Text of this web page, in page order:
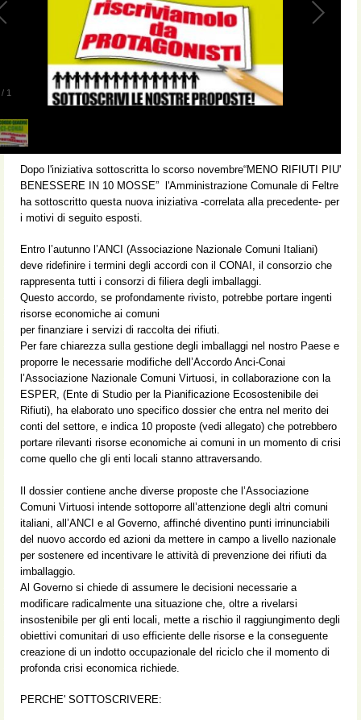
/ 1
Dopo l'iniziativa sottoscritta lo scorso novembre“MENO RIFIUTI PIU'
BENESSERE IN 10 MOSSE” l'Amministrazione Comunale di Feltre
ha sottoscritto questa nuova iniziativa -correlata alla precedente- per
i motivi di seguito esposti.
Entro l’autunno l’ANCI (Associazione Nazionale Comuni Italiani)
deve ridefinire i termini degli accordi con il CONAI, il consorzio che
rappresenta tutti i consorzi di filiera degli imballaggi.
Questo accordo, se profondamente rivisto, potrebbe portare ingenti
risorse economiche ai comuni
per finanziare i servizi di raccolta dei rifiuti.
Per fare chiarezza sulla gestione degli imballaggi nel nostro Paese e
proporre le necessarie modifiche dell’Accordo Anci-Conai
l’Associazione Nazionale Comuni Virtuosi, in collaborazione con la
ESPER, (Ente di Studio per la Pianificazione Ecosostenibile dei
Rifiuti), ha elaborato uno specifico dossier che entra nel merito dei
conti del settore, e indica 10 proposte (vedi allegato) che potrebbero
portare rilevanti risorse economiche ai comuni in un momento di crisi
come quello che gli enti locali stanno attraversando.
Il dossier contiene anche diverse proposte che l’Associazione
Comuni Virtuosi intende sottoporre all’attenzione degli altri comuni
italiani, all’ANCI e al Governo, affinché diventino punti irrinunciabili
del nuovo accordo ed azioni da mettere in campo a livello nazionale
per sostenere ed incentivare le attività di prevenzione dei rifiuti da
imballaggio.
Al Governo si chiede di assumere le decisioni necessarie a
modificare radicalmente una situazione che, oltre a rivelarsi
insostenibile per gli enti locali, mette a rischio il raggiungimento degli
obiettivi comunitari di uso efficiente delle risorse e la conseguente
creazione di un indotto occupazionale del riciclo che il momento di
profonda crisi economica richiede.
PERCHE' SOTTOSCRIVERE: